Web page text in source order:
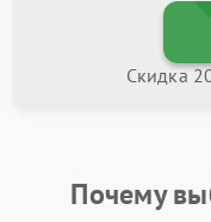
Скидка
Почему